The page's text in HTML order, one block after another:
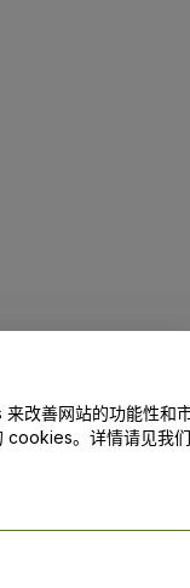
改善网站的功能性和
cookies。详情请见我们